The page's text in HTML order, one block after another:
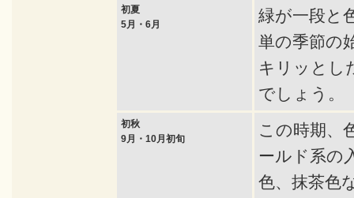
初夏
5月・6月
緑が一段と
単の季節の
キリッとし
でしょう。
初秋
9月・10月初旬
この時期、
ールド系の
色、抹茶色